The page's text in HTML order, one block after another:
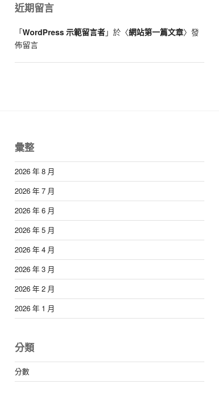
近期留言
「WordPress 示範留言者」於〈網站第一篇文章〉發
佈留言
彙整
2026 年 8 月
2026 年 7 月
2026 年 6 月
2026 年 5 月
2026 年 4 月
2026 年 3 月
2026 年 2 月
2026 年 1 月
分類
分數